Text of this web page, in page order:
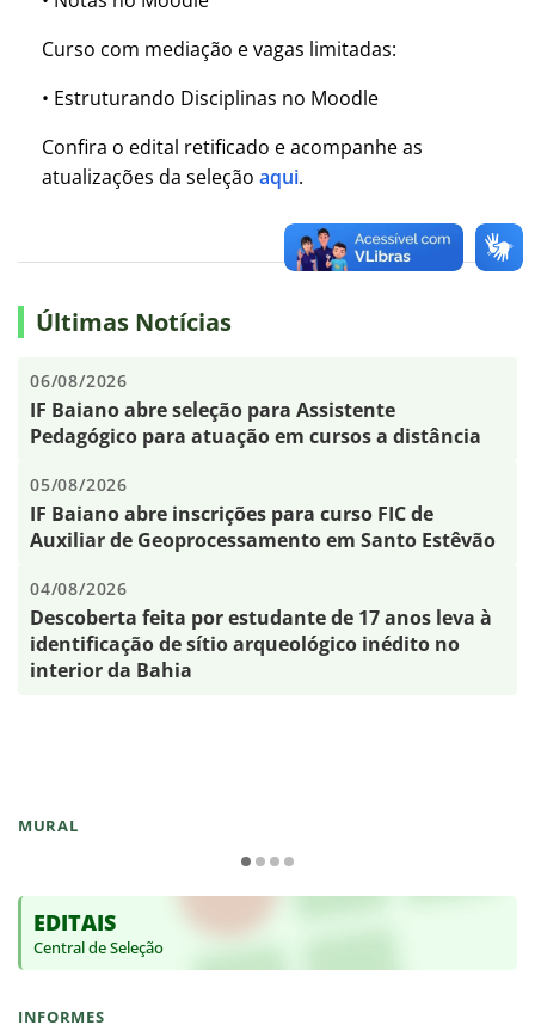
MURAL
EDITAIS
Central de Seleção
INFORMES
Curso com mediação e vagas limitadas:
• Estruturando Disciplinas no Moodle
Confira o edital retificado e acompanhe as
atualizações da seleção aqui.
Últimas Notícias
06/08/2026
IF Baiano abre seleção para Assistente
Pedagógico para atuação em cursos a distância
05/08/2026
IF Baiano abre inscrições para curso FIC de
Auxiliar de Geoprocessamento em Santo Estêvão
04/08/2026
Descoberta feita por estudante de 17 anos leva à
identificação de sítio arqueológico inédito no
interior da Bahia